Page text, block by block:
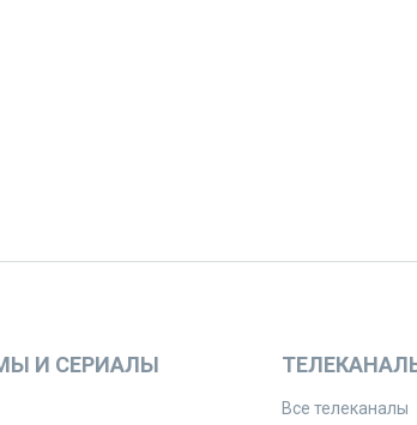
И СЕРИАЛЫ
Все телеканалы